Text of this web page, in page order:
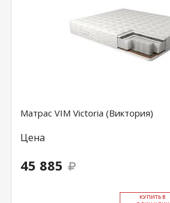
Матрас VIM Victoria (Виктория)
Цена
45 885
КУ­ПИТЬ В